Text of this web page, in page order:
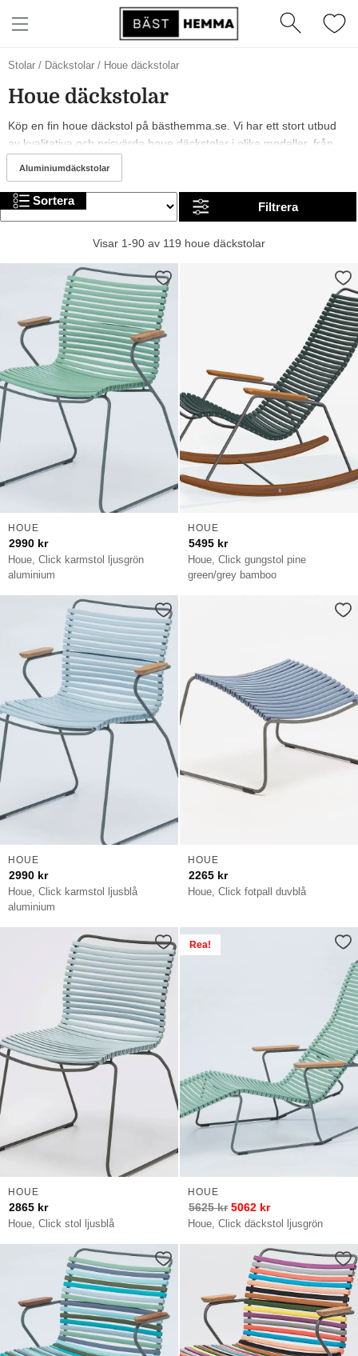
Stolar / Däckstolar / Houe däckstolar
Houe däckstolar
Köp en fin houe däckstol på bästhemma.se. Vi har ett stort utbud
av kvalitativa och prisvärda houe däckstolar i olika modeller, från
olika färger på houe däckstolar. I sortimentet kan du hitta allt från
billiga till mer exklusiva alternativ. Trevlig shopping!
Aluminiumdäckstolar
Sortera Filtrera
Visar 1-90 av 119 houe däckstolar
Houe, Click karmstol ljusgrön
aluminium
HOUE
2990 kr
Houe, Click gungstol pine
green/grey bamboo
HOUE
5495 kr
Houe, Click karmstol ljusblå
aluminium
HOUE
2990 kr
Houe, Click fotpall duvblå
HOUE
2265 kr
Houe, Click stol ljusblå
HOUE
2865 kr
Rea!
Houe, Click däckstol ljusgrön
HOUE
5625kr 5062 kr